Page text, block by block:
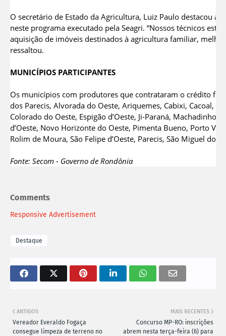
O secretário de Estado da Agricultura, Luiz Paulo destacou
neste programa executado pela Seagri. “Nossos técnicos
aquisição de imóveis destinados à agricultura familiar,
ressaltou.
MUNICÍPIOS PARTICIPANTES
Os municípios com produtores que contrataram o crédito
dos Parecis, Alvorada do Oeste, Ariquemes, Cabixi, Cacoal,
Colorado do Oeste, Espigão d’Oeste, Ji-Paraná, Machadinho
d’Oeste, Novo Horizonte do Oeste, Pimenta Bueno, Porto
Rolim de Moura, São Felipe d’Oeste, Parecis, São Miguel do
Fonte: Secom - Governo de Rondônia
Comments
Responsive Advertisement
Destaque
MAIS RECENTES
Concurso MP-RO: inscrições
abrem nesta terça-feira (6) para
ANTIGOS
Vereador Everaldo Fogaça
consegue limpeza de terreno no